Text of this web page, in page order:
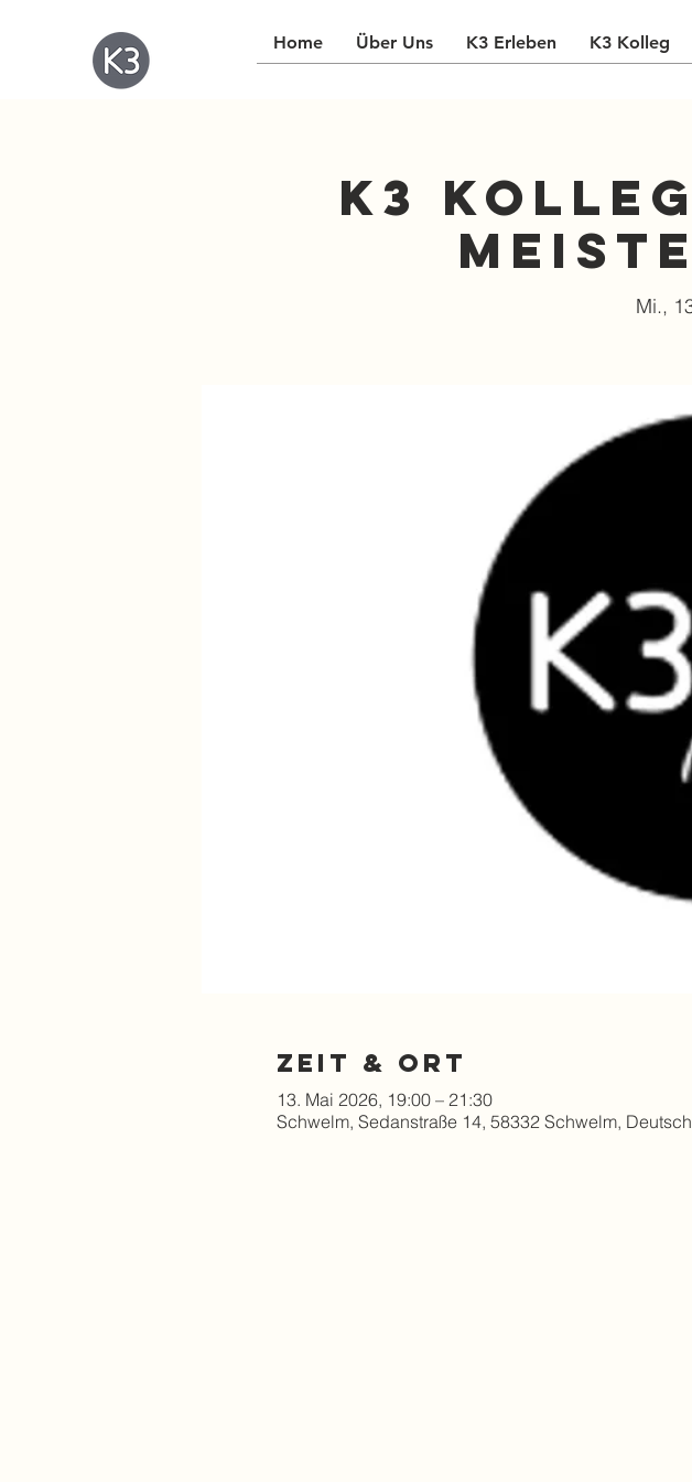
Home Über Uns K3 Erleben K3 Kolleg
K3
Mi.,
Zeit & Ort
13. Mai 2026, 19:00 – 21:30
Schwelm, Sedanstraße 14, 58332 Schwelm,